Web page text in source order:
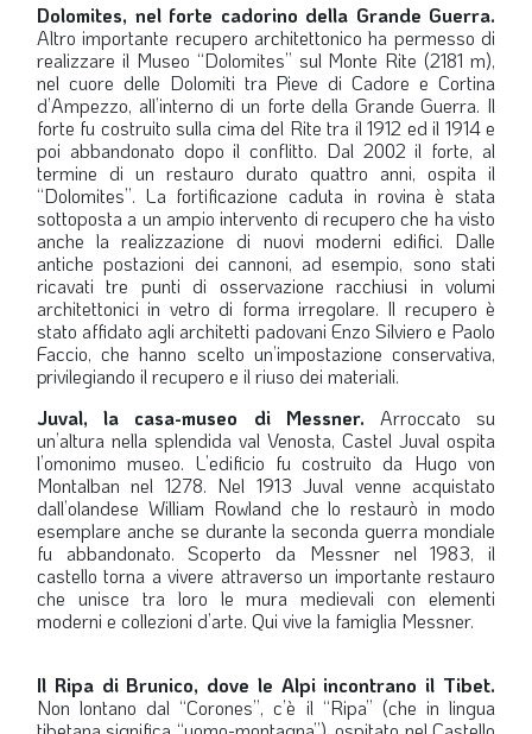
Dolomites, nel forte cadorino della Grande Guerra.
Altro importante recupero architettonico ha permesso di
realizzare il Museo “Dolomites” sul Monte Rite (2181 m),
nel cuore delle Dolomiti tra Pieve di Cadore e Cortina
d’Ampezzo, all’interno di un forte della Grande Guerra. Il
forte fu costruito sulla cima del Rite tra il 1912 ed il 1914 e
poi abbandonato dopo il conflitto. Dal 2002 il forte, al
termine di un restauro durato quattro anni, ospita il
“Dolomites”. La fortificazione caduta in rovina è stata
sottoposta a un ampio intervento di recupero che ha visto
anche la realizzazione di nuovi moderni edifici. Dalle
antiche postazioni dei cannoni, ad esempio, sono stati
ricavati tre punti di osservazione racchiusi in volumi
architettonici in vetro di forma irregolare. Il recupero è
stato affidato agli architetti padovani Enzo Silviero e Paolo
Faccio, che hanno scelto un’impostazione conservativa,
privilegiando il recupero e il riuso dei materiali.
Juval, la casa-museo di Messner. Arroccato su
un’altura nella splendida val Venosta, Castel Juval ospita
l’omonimo museo. L’edificio fu costruito da Hugo von
Montalban nel 1278. Nel 1913 Juval venne acquistato
dall’olandese William Rowland che lo restaurò in modo
esemplare anche se durante la seconda guerra mondiale
fu abbandonato. Scoperto da Messner nel 1983, il
castello torna a vivere attraverso un importante restauro
che unisce tra loro le mura medievali con elementi
moderni e collezioni d’arte. Qui vive la famiglia Messner.
Il Ripa di Brunico, dove le Alpi incontrano il Tibet.
Non lontano dal “Corones”, c’è il “Ripa” (che in lingua